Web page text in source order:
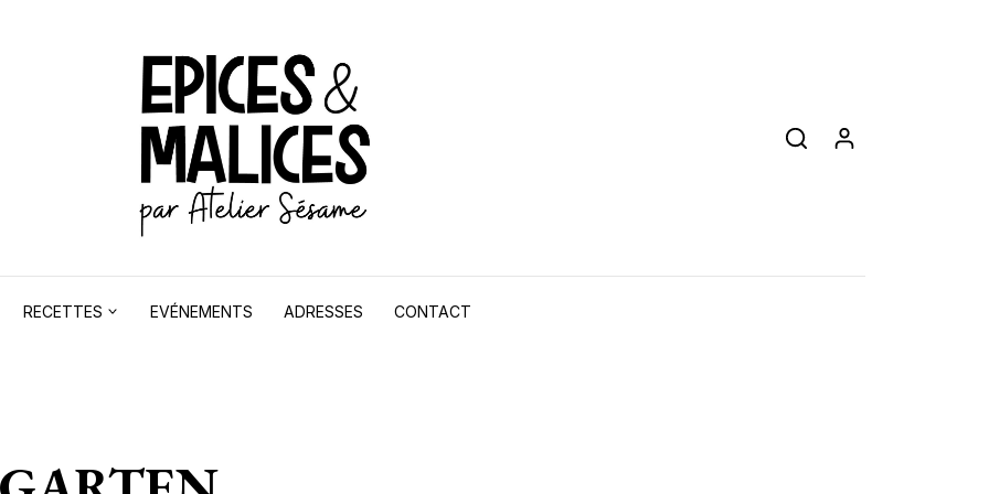
RECETTES EVÉNEMENTS ADRESSES CONTACT